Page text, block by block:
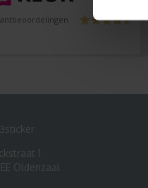
1
Oldenzaal